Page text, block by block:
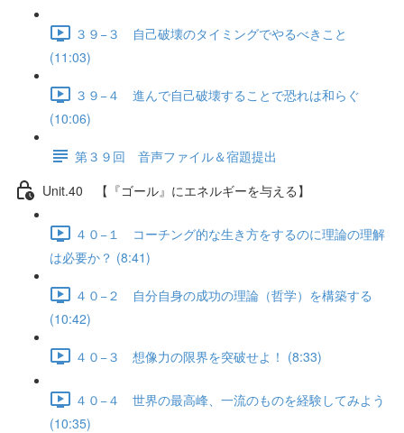
３９−３ 自己破壊のタイミングでやるべきこと
(11:03)
３９−４ 進んで自己破壊することで恐れは和らぐ
(10:06)
第３９回 音声ファイル＆宿題提出
Unit.40 【『ゴール』にエネルギーを与える】
４０−１ コーチング的な生き方をするのに理論の理解
は必要か？ (8:41)
４０−２ 自分自身の成功の理論（哲学）を構築する
(10:42)
４０−３ 想像力の限界を突破せよ！ (8:33)
４０−４ 世界の最高峰、一流のものを経験してみよう
(10:35)